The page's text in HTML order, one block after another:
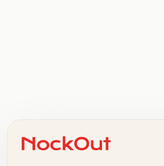
+   .   .   .   .   .   .   .